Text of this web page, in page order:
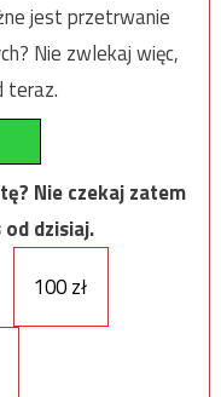
jest przetrwanie
Nie zwlekaj więc,
teraz.
Nie czekaj zatem
dzisiaj.
100 zł